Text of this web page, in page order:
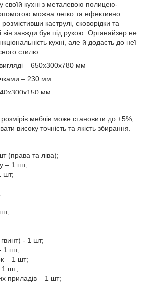
своїй кухні з металевою полицею-
можна легко та ефективно
розмістивши каструлі, сковорідки та
завжди був під рукою. Органайзер не
кухні, але й додасть до неї
стилю.
– 650х300х780 мм
– 230 мм
мм
меблів може становити до ±5%,
високу точність та якість збирання.
(права та ліва);
– 1 шт;
шт;
- 1 шт;
1 шт;
– 1 шт;
1 шт;
приладів – 1 шт;